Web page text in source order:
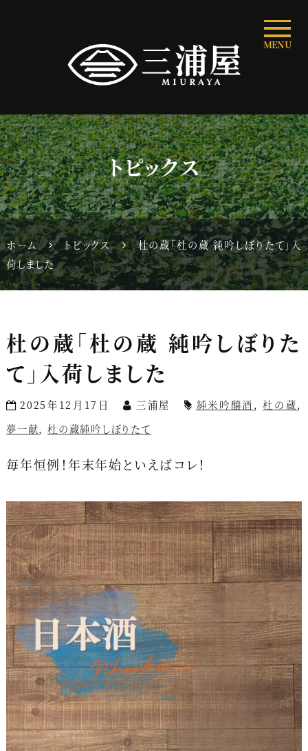
MENU
トピックス
ホーム トピックス
杜の蔵「杜の蔵 純吟しぼりたて」入
荷しました
杜の蔵「杜の蔵 純吟しぼりた
て」入荷しました
2025年12月17日 三浦屋 純米吟醸酒 ,杜の蔵,
夢一献, 杜の蔵純吟しぼりたて
毎年恒例！年末年始といえばコレ！